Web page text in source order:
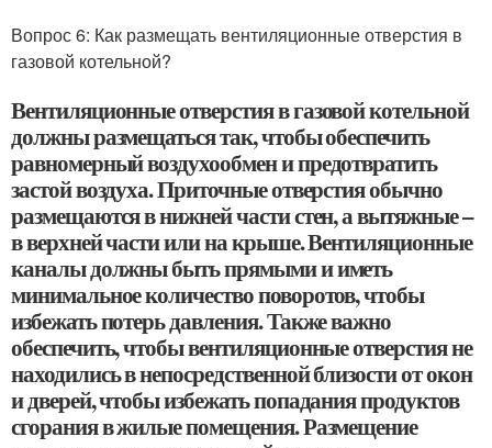
Вопрос 6: Как размещать вентиляционные отверстия в
газовой котельной?
Вентиляционные отверстия в газовой котельной
должны размещаться так, чтобы обеспечить
равномерный воздухообмен и предотвратить
застой воздуха. Приточные отверстия обычно
размещаются в нижней части стен, а вытяжные –
в верхней части или на крыше. Вентиляционные
каналы должны быть прямыми и иметь
минимальное количество поворотов, чтобы
избежать потерь давления. Также важно
обеспечить, чтобы вентиляционные отверстия не
находились в непосредственной близости от окон
и дверей, чтобы избежать попадания продуктов
сгорания в жилые помещения. Размещение